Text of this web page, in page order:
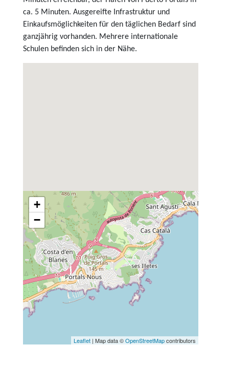
ca. 5 Minuten. Ausgereifte Infrastruktur und
Einkaufsmöglichkeiten für den täglichen Bedarf sind
ganzjährig vorhanden. Mehrere internationale
Schulen befinden sich in der Nähe.
+
−
Leaflet | Map data ©OpenStreetMapcontributors